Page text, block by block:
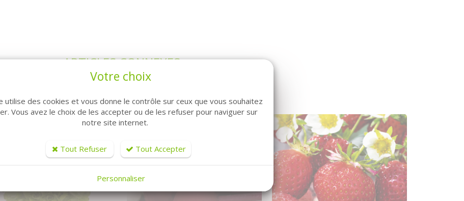
ARTICLES CONNEXES
Votre choix
utilise des cookies et vous donne le contrôle sur ceux que vous souhaitez
Vous avez le choix de les accepter ou de les refuser pour naviguer sur
notre site internet.
Tout Refuser Tout Accepter
Personnaliser